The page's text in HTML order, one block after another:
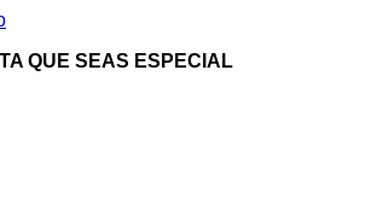
QUE SEAS ESPECIAL